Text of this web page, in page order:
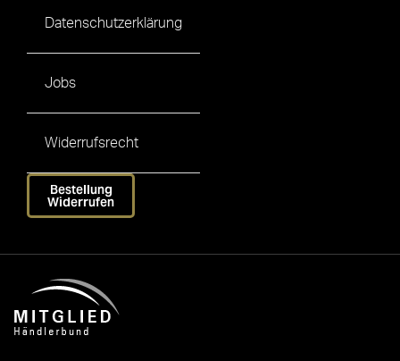
Datenschutzerklärung
Jobs
Widerrufsrecht
Bestellung
Widerrufen